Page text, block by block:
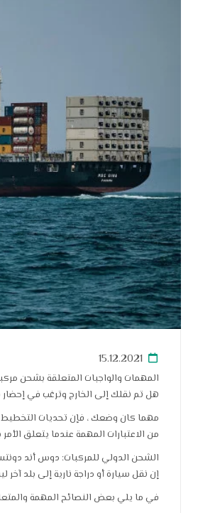
15.12.2021
المهمات والواجبات المتعلقة بشحن
هل تم نقلك إلى الخارج وترغب في
مهما كان وضعك ، فإن تحديات التخطيط
من الاعتبارات المهمة عندما يتعلق
الشحن الدولي للمركبات: دوس أند
إن نقل سيارة أو دراجة نارية إلى بلد
في ما يلي بعض النصائح المهمة